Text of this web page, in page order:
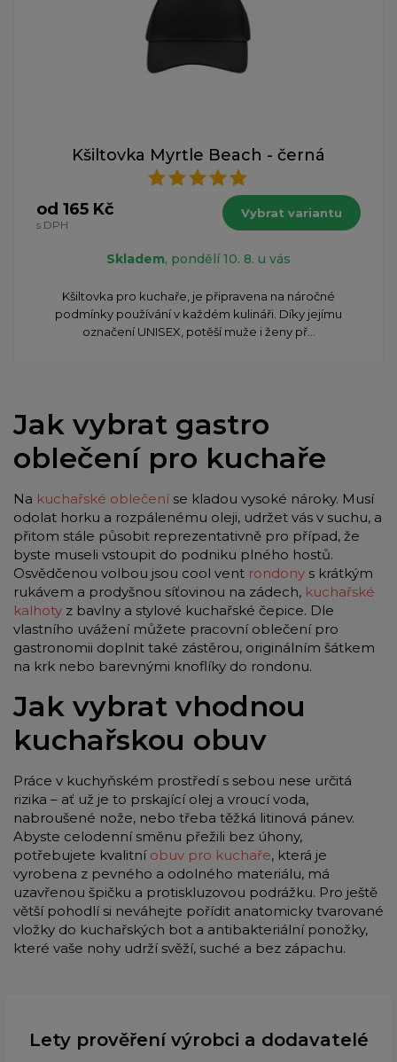
Kšiltovka Myrtle Beach - černá
od 165 Kč
s DPH
Vybrat variantu
Skladem, pondělí 10. 8. u vás
Kšiltovka pro kuchaře, je připravena na náročné
podmínky používání v každém kulináři. Díky jejímu
označení UNISEX, potěší muže i ženy př...
Jak vybrat gastro
oblečení pro kuchaře
Na kuchařské oblečeníse kladou vysoké nároky. Musí
odolat horku a rozpálenému oleji, udržet vás v suchu, a
přitom stále působit reprezentativně pro případ, že
byste museli vstoupit do podniku plného hostů.
Osvědčenou volbou jsou cool vent rondony s krátkým
rukávem a prodyšnou síťovinou na zádech, kuchařské
kalhoty z bavlny a stylové kuchařské čepice. Dle
vlastního uvážení můžete pracovní oblečení pro
gastronomii doplnit také zástěrou, originálním šátkem
na krk nebo barevnými knoflíky do rondonu.
Jak vybrat vhodnou
kuchařskou obuv
Práce v kuchyňském prostředí s sebou nese určitá
rizika – ať už je to prskající olej a vroucí voda,
nabroušené nože, nebo třeba těžká litinová pánev.
Abyste celodenní směnu přežili bez úhony,
potřebujete kvalitní obuv pro kuchaře, která je
vyrobena z pevného a odolného materiálu, má
uzavřenou špičku a protiskluzovou podrážku. Pro ještě
větší pohodlí si neváhejte pořídit anatomicky tvarované
vložky do kuchařských bot a antibakteriální ponožky,
které vaše nohy udrží svěží, suché a bez zápachu.
Lety prověření výrobci a dodavatelé